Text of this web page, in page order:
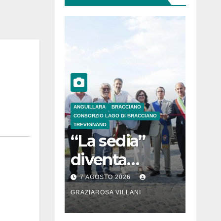
ANGUILLARA
BRACCIANO
CONSORZIO LAGO DI BRACCIANO
TREVIGNANO
“La sedia”
diventa
Belvedere sul
lago di
Bracciano: ieri
7 AGOSTO 2026
GRAZIAROSA VILLANI